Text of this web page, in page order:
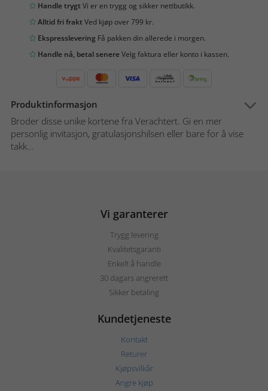
Handle trygtVi er en trygg og sikker nettbutikk.
Alltid fri fraktVed kjøp over 799 kr.
Ekspresslevering Få pakken din allerede i morgen.
Handle nå, betal senereVelg faktura eller konto i kassen.
Produktinformasjon
Broder disse unike kortene fra Verachtert. Gi en mer
personlig invitasjon, gratulasjonshilsen eller bare for å vise
takk...
Vi garanterer
Trygg levering
Kvalitetsgaranti
Enkelt å handle
30 dagars angrerett
Sikker betaling
Kundetjeneste
Kontakt
Returer
Kjøpsvilkår
Angre kjøp